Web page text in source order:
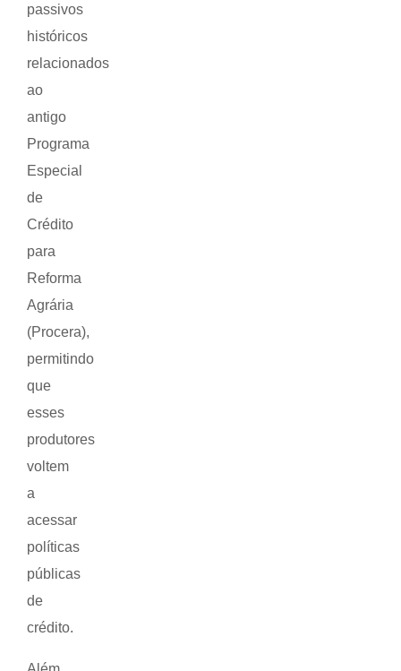
passivos
históricos
relacionados
ao
antigo
Programa
Especial
de
Crédito
para
Reforma
Agrária
(Procera),
permitindo
que
esses
produtores
voltem
a
acessar
políticas
públicas
de
crédito.